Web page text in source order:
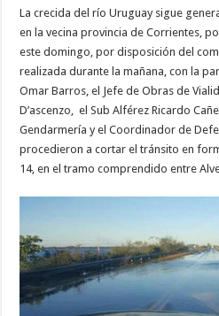
La crecida del río Uruguay sigue
en la vecina provincia de Corrientes,
este domingo, por disposición del
realizada durante la mañana, con la
Omar Barros, el Jefe de Obras de
D’ascenzo, el Sub Alférez Ricardo
Gendarmería y el Coordinador de
procedieron a cortar el tránsito en
14, en el tramo comprendido entre